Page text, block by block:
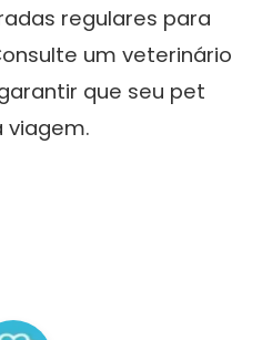
regulares para
um veterinário
que seu pet
viagem.